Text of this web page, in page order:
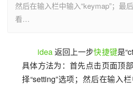
然后在输入栏中输入“keymap”；最
看…
idea 返回上一步快捷键是
具体方法为：首先点击页面顶
择“setting”选项；然后在输入栏